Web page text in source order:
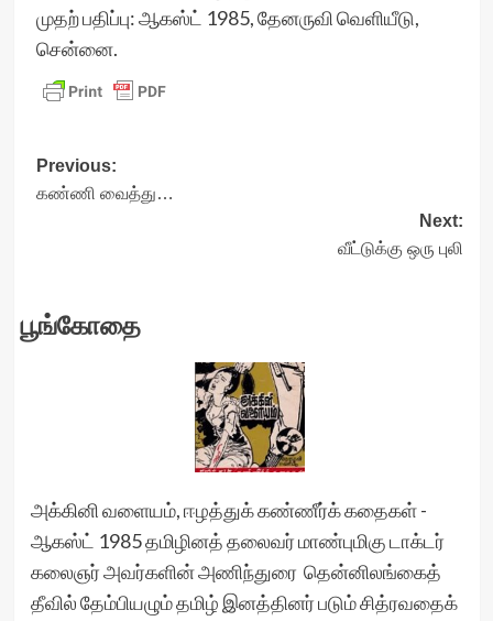
முதற் பதிப்பு: ஆகஸ்ட் 1985, தேனருவி வெளியீடு,
சென்னை.
Post
navigation
Previous:
கண்ணி வைத்து…
Next:
வீட்டுக்கு ஒரு புலி
பூங்கோதை
அக்கினி வளையம், ஈழத்துக் கண்ணீர்க் கதைகள் -
ஆகஸ்ட் 1985 தமிழினத் தலைவர் மாண்புமிகு டாக்டர்
கலைஞர் அவர்களின் அணிந்துரை தென்னிலங்கைத்
தீவில் தேம்பியழும் தமிழ் இனத்தினர் படும் சித்ரவதைக்